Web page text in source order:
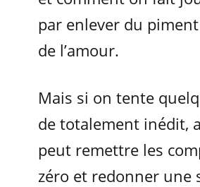
par enlever du
de l’amour.
Mais si on tente
de totalement inédit,
peut remettre les
zéro et redonner une